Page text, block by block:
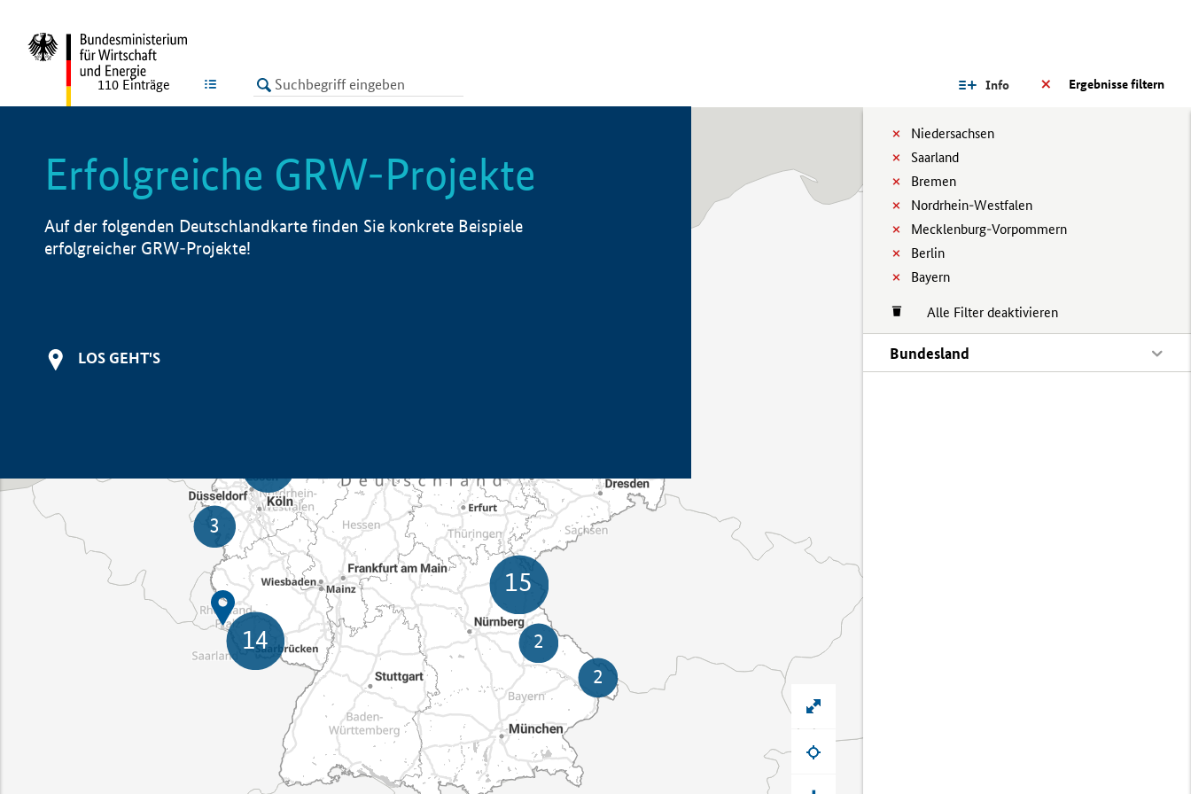
LISTE Ergebnisse filtern
Info
Niedersachsen
Saarland
Bremen
Nordrhein-Westfalen
Mecklenburg-Vorpommern
Berlin
Bayern
Alle Filter deaktivieren
Bundesland
110 Einträge
Erfolgreiche GRW-Projekte
Auf der folgenden Deutschlandkarte finden Sie konkrete Beispiele
erfolgreicher GRW-Projekte!
LOS GEHT'S